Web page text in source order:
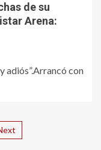
de su
Arena:
adiós”.Arrancó con